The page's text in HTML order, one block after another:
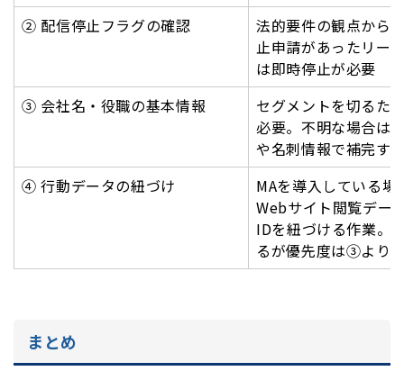
② 配信停止フラグの確認
法的要件の観点から
止申請があったリー
は即時停止が必要
③ 会社名・役職の基本情報
セグメントを切るた
必要。不明な場合は
や名刺情報で補完す
④ 行動データの紐づけ
MAを導入している場
Webサイト閲覧デー
IDを紐づける作業。
るが優先度は③より
まとめ